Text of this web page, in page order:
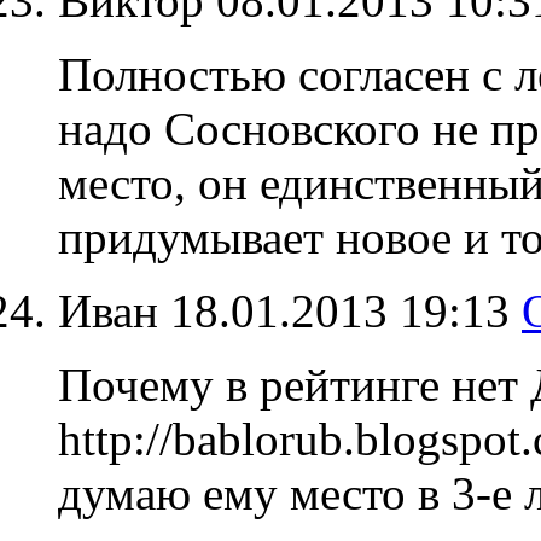
Полностью согласен с
надо Сосновского не
место, он
придумывает новое и
Иван 18.01.2013 19:13
Почему в рейтинге
http://
думаю ему место в 3-е